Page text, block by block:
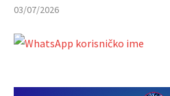
03/07/2026